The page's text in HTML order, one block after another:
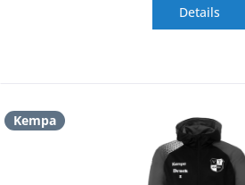
Details
Kempa